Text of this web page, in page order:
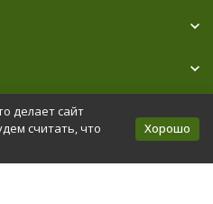
Карта сайта
делает сайт
считать, что
Хорошо